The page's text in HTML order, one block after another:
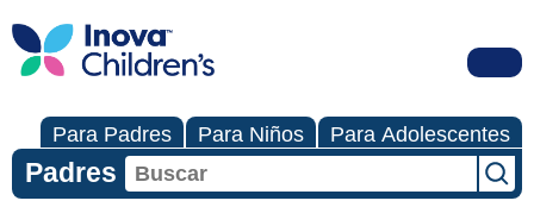
Para Padres Para Niños Para Adolescentes
Padres